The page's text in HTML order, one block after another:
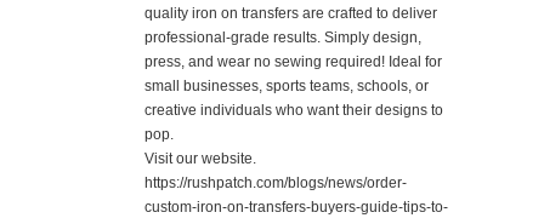
quality iron on transfers are crafted to deliver
professional-grade results. Simply design,
press, and wear no sewing required! Ideal for
small businesses, sports teams, schools, or
creative individuals who want their designs to
pop.
Visit our website.
https://rushpatch.com/blogs/news/order-
custom-iron-on-transfers-buyers-guide-tips-to-